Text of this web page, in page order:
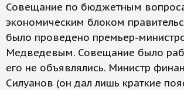
Совещание по бюджетным
экономическим блоком
было проведено премьер-
Медведевым. Совещание было
его не объявлялись. Министр
Силуанов (он дал лишь краткие